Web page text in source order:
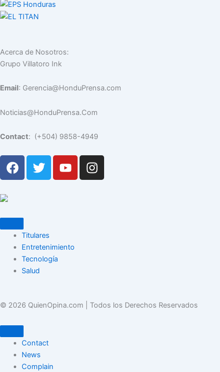
Acerca de Nosotros:
Grupo Villatoro Ink
Email: Gerencia@HonduPrensa.com
Noticias@HonduPrensa.Com
Contact: (+504) 9858-4949
F
a
o
o
k
T
w
r
Y
o
I
n
Titulares
Entretenimiento
Tecnología
Salud
© 2026 QuienOpina.com | Todos los Derechos Reservados
Contact
News
Complain